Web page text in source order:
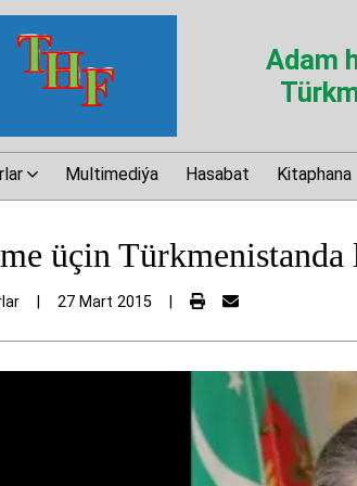
Adam
Multimediýa Hasabat Kitaphana
üçin
27 Mart 2015